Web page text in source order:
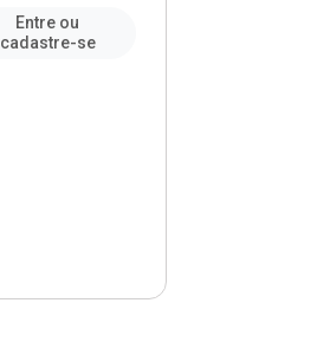
Entre ou
cadastre-se